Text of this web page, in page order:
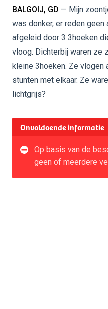
BALGOIJ, GD — Mijn
was donker, er reden geen
afgeleid door 3 3hoeken
vloog. Dichterbij waren ze
kleine 3hoeken. Ze vlogen
stunten met elkaar. Ze
lichtgrijs?
Onvoldoende informatie
Op basis van de
geen of meerdere